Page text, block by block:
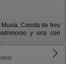
Consta de tres
y una con